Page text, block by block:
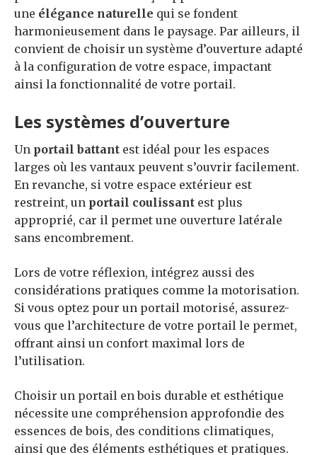
une élégance naturelle qui se fondent
harmonieusement dans le paysage. Par ailleurs, il
convient de choisir un système d’ouverture adapté
à la configuration de votre espace, impactant
ainsi la fonctionnalité de votre portail.
Les systèmes d’ouverture
Un portail battant est idéal pour les espaces
larges où les vantaux peuvent s’ouvrir facilement.
En revanche, si votre espace extérieur est
restreint, un portail coulissant est plus
approprié, car il permet une ouverture latérale
sans encombrement.
Lors de votre réflexion, intégrez aussi des
considérations pratiques comme la motorisation.
Si vous optez pour un portail motorisé, assurez-
vous que l’architecture de votre portail le permet,
offrant ainsi un confort maximal lors de
l’utilisation.
Choisir un portail en bois durable et esthétique
nécessite une compréhension approfondie des
essences de bois, des conditions climatiques,
ainsi que des éléments esthétiques et pratiques.